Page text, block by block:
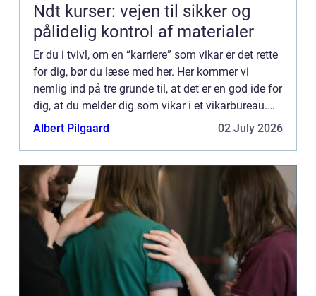
Ndt kurser: vejen til sikker og
pålidelig kontrol af materialer
Er du i tvivl, om en “karriere” som vikar er det rette
for dig, bør du læse med her. Her kommer vi
nemlig ind på tre grunde til, at det er en god ide for
dig, at du melder dig som vikar i et vikarbureau.
Det kan for eksempel være dkvikars...
Albert Pilgaard 02 July 2026